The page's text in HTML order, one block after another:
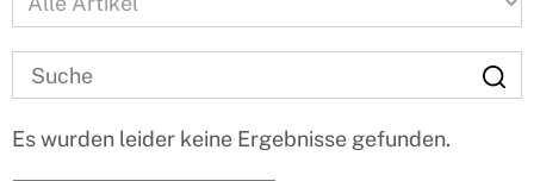
Es wurden leider keine Ergebnisse gefunden.